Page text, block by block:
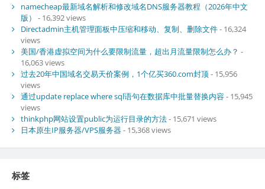
namecheap最新域名解析和修改域名DNS服务器教程（2026年中文
版）
- 16,392 views
Directadmin主机管理面板中压缩和移动、复制、删除文件- 16,324
views
美国/香港虚拟空间为什么要限制流量，超出月流量限制怎么办？ -
16,063 views
过去20年中国域名交易天价案例，1个亿买360.com封顶- 15,956
views
通过update replace where sql语句在数据库中批量替换内容- 15,945
views
thinkphp网站设置public为运行目录的方法- 15,671 views
日本原生IP服务器/VPS服务器 - 15,368 views
标签